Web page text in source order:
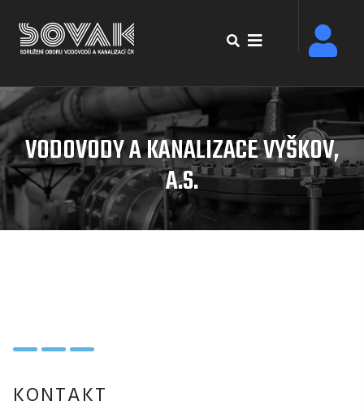
hlavnímu
obsahu
VODOVODY A KANALIZACE VYŠKOV,
A.S.
KONTAKT